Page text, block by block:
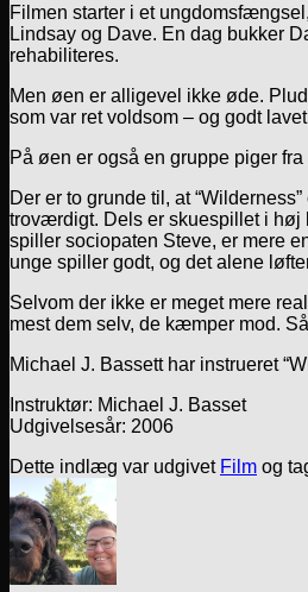
Filmen starter i et
Lindsay og Dave. En dag bukker
rehabiliteres.
Men øen er alligevel ikke øde.
som var ret voldsom – og godt
På øen er også en gruppe piger
Der er to grunde til, at
troværdigt. Dels er skuespillet i høj
spiller sociopaten Steve, er mere
unge spiller godt, og det alene
Selvom der ikke er meget mere
mest dem selv, de kæmper mod.
Michael J. Bassett har instrueret
Instruktør: Michael J. Basset
Udgivelsesår: 2006
Dette indlæg var udgivet Film og